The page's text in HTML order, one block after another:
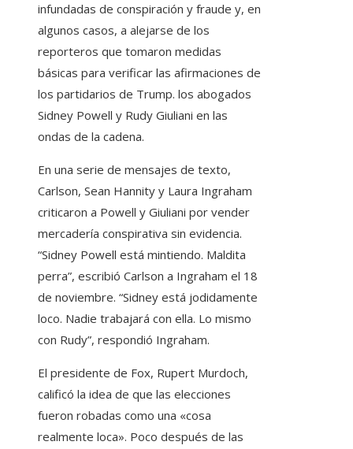
infundadas de conspiración y fraude y, en
algunos casos, a alejarse de los
reporteros que tomaron medidas
básicas para verificar las afirmaciones de
los partidarios de Trump. los abogados
Sidney Powell y Rudy Giuliani en las
ondas de la cadena.
En una serie de mensajes de texto,
Carlson, Sean Hannity y Laura Ingraham
criticaron a Powell y Giuliani por vender
mercadería conspirativa sin evidencia.
“Sidney Powell está mintiendo. Maldita
perra”, escribió Carlson a Ingraham el 18
de noviembre. “Sidney está jodidamente
loco. Nadie trabajará con ella. Lo mismo
con Rudy”, respondió Ingraham.
El presidente de Fox, Rupert Murdoch,
calificó la idea de que las elecciones
fueron robadas como una «cosa
realmente loca». Poco después de las